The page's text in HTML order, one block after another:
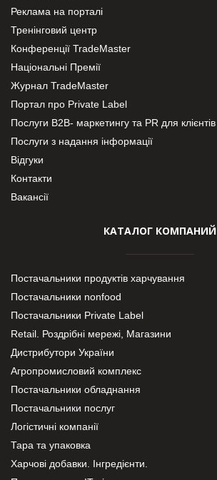
Реклама на порталі
Тренінговий центр
Конференції TradeMaster
Національні Премії
Журнал TradeMaster
Портал про Private Label
Послуги В2В- маркетингу та PR для клієнтів
Послуги з надання інформації
Відгуки
Контакти
Вакансії
КАТАЛОГ КОМПАНИЙ
Постачальники продуктів харчування
Постачальники nonfood
Постачальники Private Label
Retail. Роздрібні мережі, Магазини
Дистрибутори України
Агропромисловий комплекс
Постачальники обладнання
Постачальники послуг
Логістичні компанії
Тара та упаковка
Харчові добавки. Інгредієнти.